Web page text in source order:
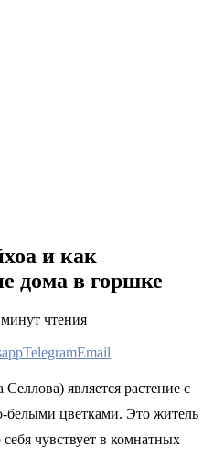
и как
дома в горшке
чтения
TelegramEmail
является растение с
белыми цветками. Это житель
чувствует в комнатных